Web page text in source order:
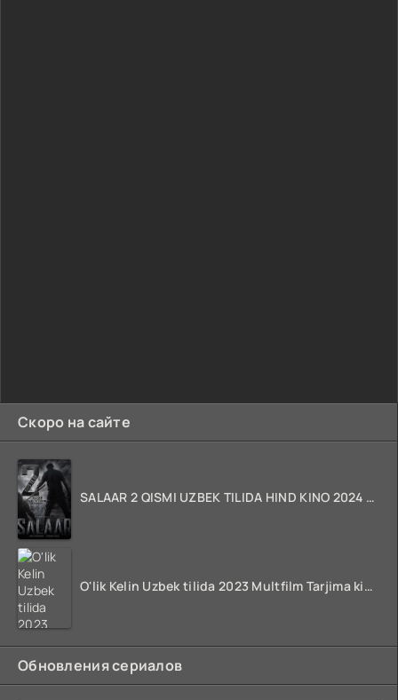
Скоро на сайте
SALAAR 2 QISMI UZBEK TILIDA HIND KINO 2024 TARJIMA 720p HD Skachat
O'lik Kelin Uzbek tilida 2023 Multfilm Tarjima kino skachat
Обновления сериалов